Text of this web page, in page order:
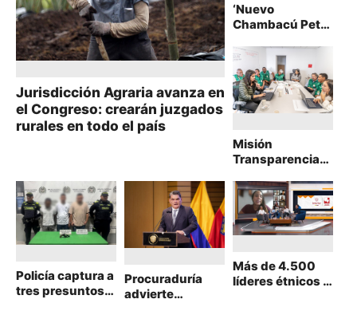
Jurisdicción Agraria avanza en
el Congreso: crearán juzgados
rurales en todo el país
‘Nuevo
Chambacú Pet
espacio pet
friendly de
Cartagena
Misión
Transparencia
públicos de
proyectos del
Fondo
Adaptación en
Policía captura a
tres presuntos
Procuraduría
advierte
Más de 4.500
líderes étnicos y